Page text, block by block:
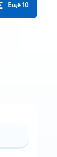
Ещё 10